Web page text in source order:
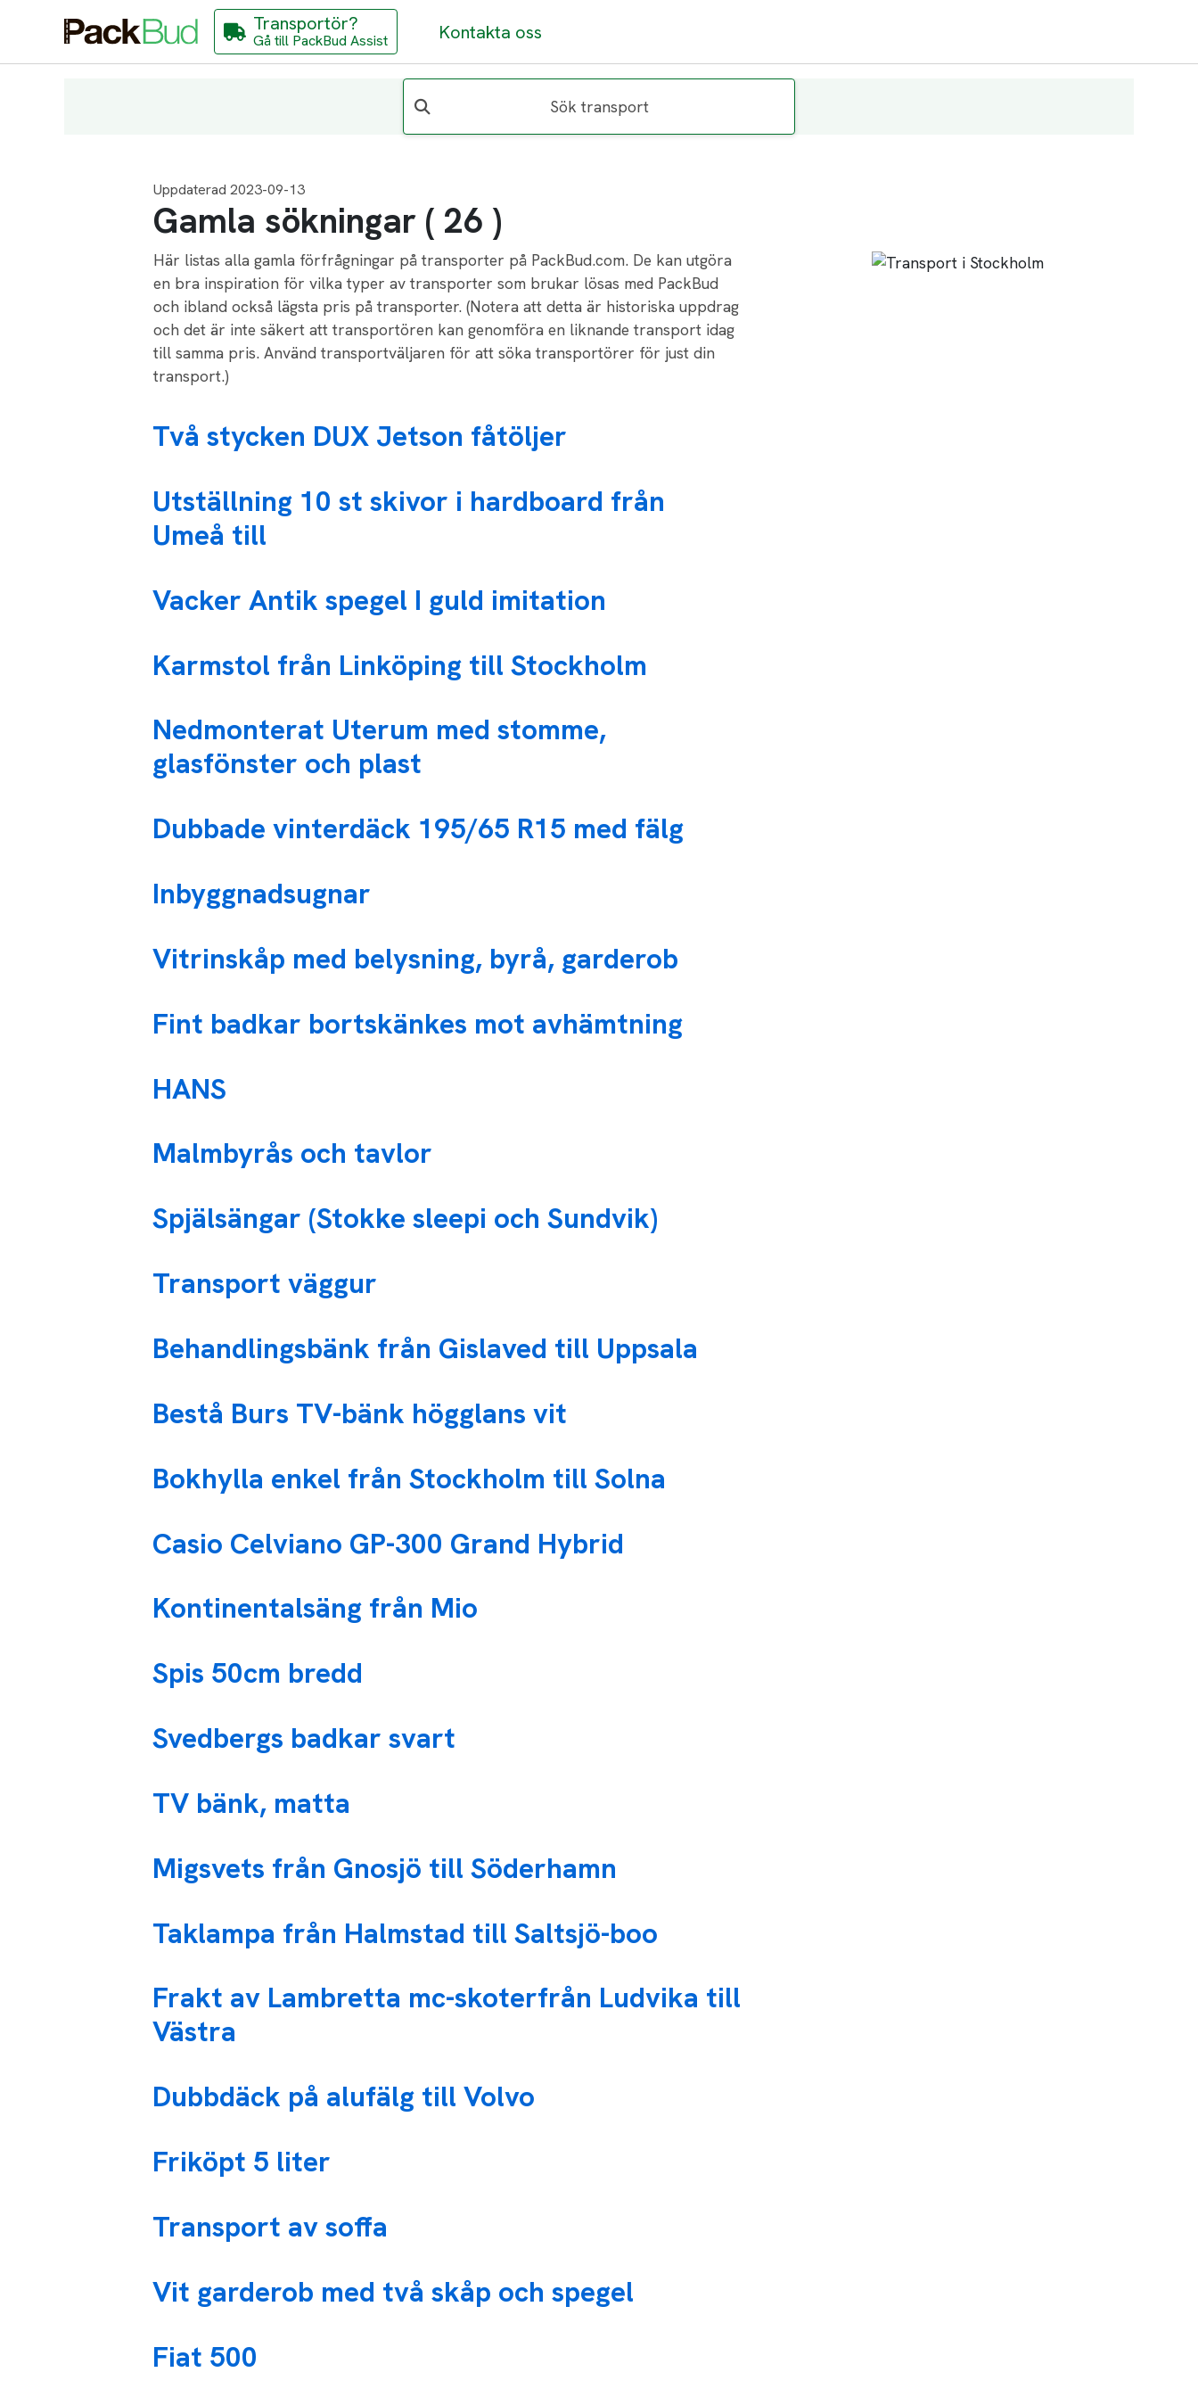
Transportör?
Gå till PackBud Assist Kontakta oss
Sök transport
Uppdaterad 2023-09-13
Gamla sökningar ( 26 )
Här listas alla gamla förfrågningar på transporter på PackBud.com. De kan utgöra
en bra inspiration för vilka typer av transporter som brukar lösas med PackBud
och ibland också lägsta pris på transporter. (Notera att detta är historiska uppdrag
och det är inte säkert att transportören kan genomföra en liknande transport idag
till samma pris. Använd transportväljaren för att söka transportörer för just din
transport.)
Två stycken DUX Jetson fåtöljer
Utställning 10 st skivor i hardboard från
Umeå till
Vacker Antik spegel I guld imitation
Karmstol från Linköping till Stockholm
Nedmonterat Uterum med stomme,
glasfönster och plast
Dubbade vinterdäck 195/65 R15 med fälg
Inbyggnadsugnar
Vitrinskåp med belysning, byrå, garderob
Fint badkar bortskänkes mot avhämtning
HANS
Malmbyrås och tavlor
Spjälsängar (Stokke sleepi och Sundvik)
Transport väggur
Behandlingsbänk från Gislaved till Uppsala
Bestå Burs TV-bänk högglans vit
Bokhylla enkel från Stockholm till Solna
Casio Celviano GP-300 Grand Hybrid
Kontinentalsäng från Mio
Spis 50cm bredd
Svedbergs badkar svart
TV bänk, matta
Migsvets från Gnosjö till Söderhamn
Taklampa från Halmstad till Saltsjö-boo
Frakt av Lambretta mc-skoterfrån Ludvika till
Västra
Dubbdäck på alufälg till Volvo
Friköpt 5 liter
Transport av soffa
Vit garderob med två skåp och spegel
Fiat 500